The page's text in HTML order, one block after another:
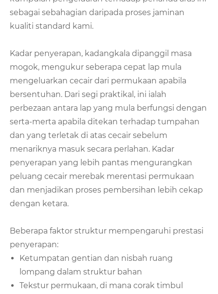
sebagai sebahagian daripada proses jaminan
kualiti standard kami.
Kadar penyerapan, kadangkala dipanggil masa
mogok, mengukur seberapa cepat lap mula
mengeluarkan cecair dari permukaan apabila
bersentuhan. Dari segi praktikal, ini ialah
perbezaan antara lap yang mula berfungsi dengan
serta-merta apabila ditekan terhadap tumpahan
dan yang terletak di atas cecair sebelum
menariknya masuk secara perlahan. Kadar
penyerapan yang lebih pantas mengurangkan
peluang cecair merebak merentasi permukaan
dan menjadikan proses pembersihan lebih cekap
dengan ketara.
Beberapa faktor struktur mempengaruhi prestasi
penyerapan:
Ketumpatan gentian dan nisbah ruang
lompang dalam struktur bahan
Tekstur permukaan, di mana corak timbul